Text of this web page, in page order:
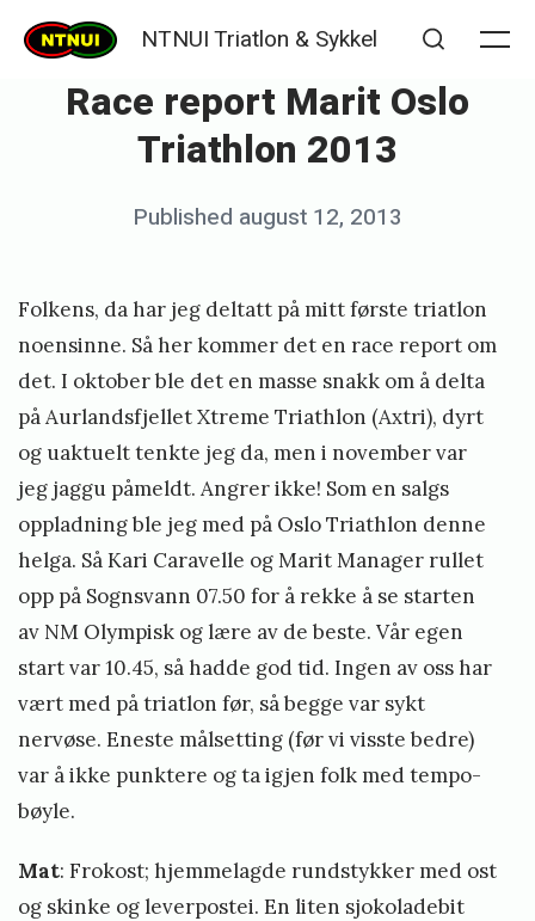
Skip
content
NTNUI Triatlon & Sykkel
Race report Marit Oslo
Triathlon 2013
Posted
Published august 12, 2013
K
j
e
t
i
l
S
e
i
n
s
t
Folkens, da har jeg deltatt på mitt første triatlon
noensinne. Så her kommer det en race report om
det. I oktober ble det en masse snakk om å delta
på Aurlandsfjellet Xtreme Triathlon (Axtri), dyrt
og uaktuelt tenkte jeg da, men i november var
jeg jaggu påmeldt. Angrer ikke! Som en salgs
oppladning ble jeg med på Oslo Triathlon denne
helga. Så Kari Caravelle og Marit Manager rullet
opp på Sognsvann 07.50 for å rekke å se starten
av NM Olympisk og lære av de beste. Vår egen
start var 10.45, så hadde god tid. Ingen av oss har
vært med på triatlon før, så begge var sykt
nervøse. Eneste målsetting (før vi visste bedre)
var å ikke punktere og ta igjen folk med tempo-
bøyle.
Mat: Frokost; hjemmelagde rundstykker med ost
og skinke og leverpostei. En liten sjokoladebit